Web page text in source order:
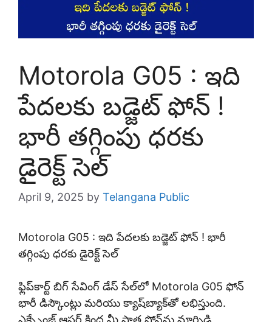
Motorola G05 : ఇది
పేదలకు బడ్జెట్ ఫోన్ !
భారీ తగ్గింపు ధరకు
డైరెక్ట్ సెల్
April 9, 2025 by Telangana Public
Motorola G05 : ఇది పేదలకు బడ్జెట్ ఫోన్ ! భారీ
తగ్గింపు ధరకు డైరెక్ట్ సెల్
ఫ్లిప్‌కార్ట్ బిగ్ సేవింగ్ డేస్ సేల్‌లో Motorola G05 ఫోన్
భారీ డిస్కౌంట్లు మరియు క్యాష్‌బ్యాక్‌తో లభిస్తుంది.
ఎక్స్ఛేంజ్ ఆఫర్ కింద మీ పాత ఫోన్‌ను మార్పిడి